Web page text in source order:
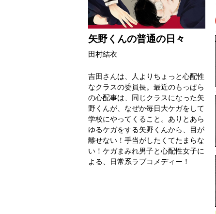
矢野くんの普通の日々
田村結衣
吉田さんは、人よりちょっと心配性
なクラスの委員長。最近のもっぱら
の心配事は、同じクラスになった矢
野くんが、なぜか毎日大ケガをして
学校にやってくること。ありとあら
ゆるケガをする矢野くんから、目が
離せない！手当がしたくてたまらな
い！ケガまみれ男子と心配性女子に
よる、日常系ラブコメディー！